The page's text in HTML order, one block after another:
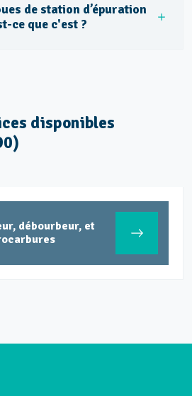
de station d’épuration
ce que c'est ?
disponibles
débourbeur, et